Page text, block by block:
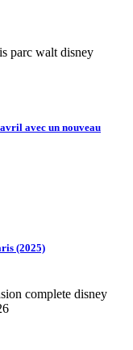
avec un nouveau
(2025)